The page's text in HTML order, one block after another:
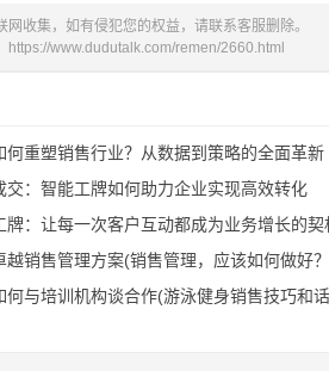
网收集，如有侵犯您的权益，请联系客服删除。
https://www.dudutalk.com/remen/2660.html
何重塑销售行业？从数据到策略的全面革新
交：智能工牌如何助力企业实现高效转化
牌：让每一次客户互动都成为业务增长的契
越销售管理方案(销售管理，应该如何做好
何与培训机构谈合作(游泳健身销售技巧和